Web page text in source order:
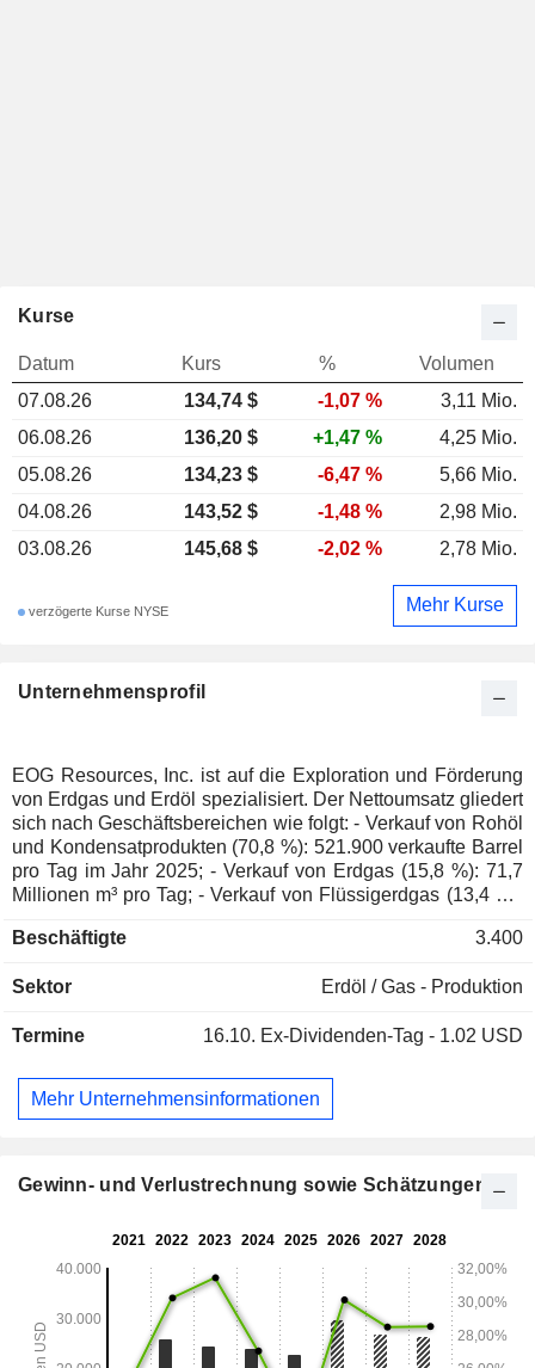
Unternehmensprofil
EOG Resources, Inc. ist auf die Exploration und Förderung
von Erdgas und Erdöl spezialisiert. Der Nettoumsatz gliedert
sich nach Geschäftsbereichen wie folgt: - Verkauf von Rohöl
und Kondensatprodukten (70,8 %): 521.900 verkaufte Barrel
pro Tag im Jahr 2025; - Verkauf von Erdgas (15,8 %): 71,7
Millionen m³ pro Tag; - Verkauf von Flüssigerdgas (13,4 %):
geografisch wie folgt: Vereinigte Staaten (98,4 %) und
Beschäftigte 3.400
Sektor Erdöl / Gas - Produktion
Termine 16.10. Ex-Dividenden-Tag - 1.02 USD
Mehr Unternehmensinformationen
Kurse
Datum Kurs %
Volumen
07.08.26
134,74 $ -1,07 %
3,11 Mio.
06.08.26
136,20 $ +1,47 %
4,25 Mio.
05.08.26
134,23 $ -6,47 %
5,66 Mio.
04.08.26
143,52 $ -1,48 %
2,98 Mio.
03.08.26
145,68 $ -2,02 % 2,78 Mio.
verzögerte Kurse NYSE Mehr Kurse
Gewinn- und Verlustrechnung sowie Schätzungen